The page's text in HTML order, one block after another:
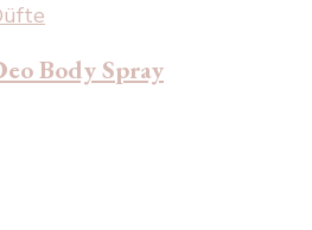
Body Spray